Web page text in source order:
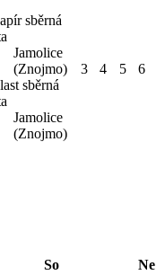
sběrná
Jamolice
(Znojmo)
sběrná
Jamolice
(Znojmo)
3 4 5 6
So Ne